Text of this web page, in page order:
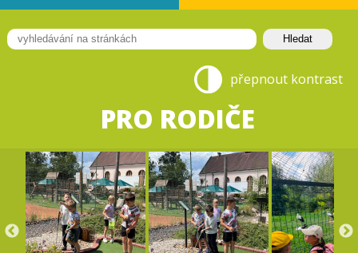
přepnout kontrast
PRO RODIČE